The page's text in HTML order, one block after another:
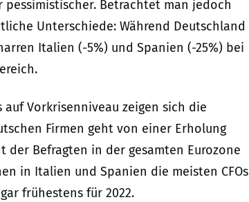
Betrachtet man jedoch
Unterschiede: Während Deutschland
Italien (-5%) und Spanien (-25%) bei
Vorkrisenniveau zeigen sich die
Firmen geht von einer Erholung
der Befragten in der gesamten Eurozone
in Italien und Spanien die meisten CFOs
frühestens für 2022.